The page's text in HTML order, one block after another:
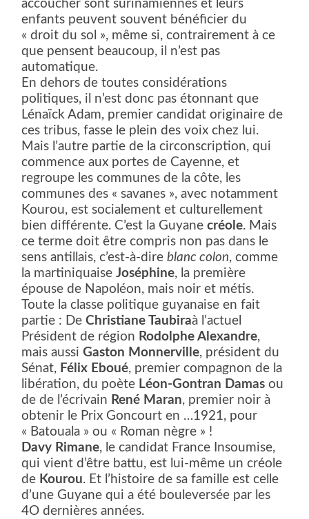
accoucher sont surinamiennes et leurs
enfants peuvent souvent bénéficier du
« droit du sol », même si, contrairement à ce
que pensent beaucoup, il n’est pas
automatique.
En dehors de toutes considérations
politiques, il n’est donc pas étonnant que
Lénaïck Adam, premier candidat originaire de
ces tribus, fasse le plein des voix chez lui.
Mais l’autre partie de la circonscription, qui
commence aux portes de Cayenne, et
regroupe les communes de la côte, les
communes des « savanes », avec notamment
Kourou, est socialement et culturellement
bien différente. C’est la Guyanecréole. Mais
ce terme doit être compris non pas dans le
sens antillais, c’est-à-direblanc colon, comme
la martiniquaiseJoséphine, la première
épouse de Napoléon, mais noir et métis.
Toute la classe politique guyanaise en fait
partie : DeChristiane Taubiraà l’actuel
Président de région Rodolphe Alexandre,
mais aussiGaston Monnerville, président du
Sénat, Félix Eboué, premier compagnon de la
libération, du poète Léon-Gontran Damasou
de de l’écrivain René Maran, premier noir à
obtenir le Prix Goncourt en …1921, pour
« Batouala » ou « Roman nègre » !
Davy Rimane, le candidat France Insoumise,
qui vient d’être battu, est lui-même un créole
de Kourou. Et l’histoire de sa famille est celle
d’une Guyane qui a été bouleversée par les
4O dernières années.